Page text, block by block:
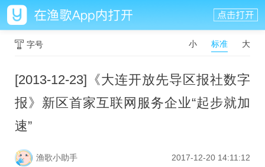
字号 小 标准 大
[2013-12-23]《大连开放先导区报社数字
报》新区首家互联网服务企业“起步就加
速”
渔歌小助手 2017-12-20 14:11:12